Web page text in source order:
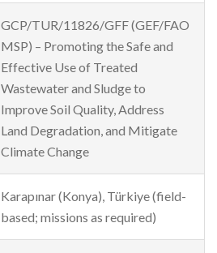
GCP/TUR/11826/GFF (GEF/FAO
MSP) – Promoting the Safe and
Effective Use of Treated
Wastewater and Sludge to
Improve Soil Quality, Address
Land Degradation, and Mitigate
Climate Change
Karapınar (Konya), Türkiye (field-
based; missions as required)